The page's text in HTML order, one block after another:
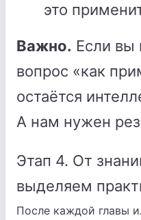
это
Важно. Если вы
вопрос «как
остаётся
А нам нужен
Этап 4. От
выделяем
После каждой главы